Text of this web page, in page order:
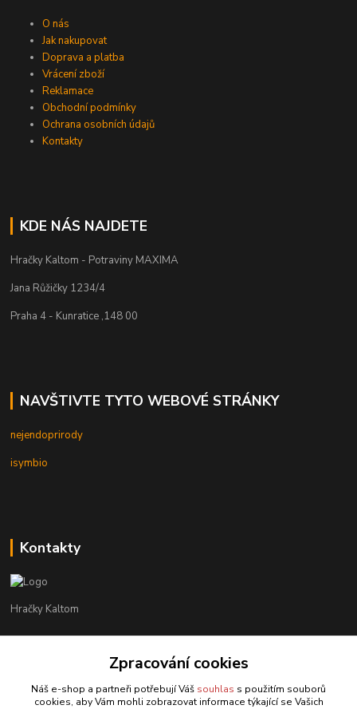
O nás
Jak nakupovat
Doprava a platba
Vrácení zboží
Reklamace
Obchodní podmínky
Ochrana osobních údajů
Kontakty
KDE NÁS NAJDETE
Hračky Kaltom - Potraviny MAXIMA
Jana Růžičky 1234/4
Praha 4 - Kunratice ,148 00
NAVŠTIVTE TYTO WEBOVÉ STRÁNKY
nejendoprirody
isymbio
Kontakty
Hračky Kaltom
+420 777 538 008
Zpracování cookies
Náš e-shop a partneři potřebují Váš souhlas s použitím souborů
cookies, aby Vám mohli zobrazovat informace týkající se Vašich